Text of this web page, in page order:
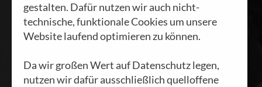
HEINI STAUDINGER|
30.01.2024
gestalten. Dafür nutzen wir auch nicht-
technische, funktionale Cookies um unsere
Website laufend optimieren zu können.
Da wir großen Wert auf Datenschutz legen,
nutzen wir dafür ausschließlich quelloffene